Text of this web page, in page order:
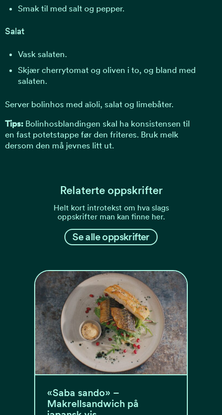
Smak til med salt og pepper.
Salat
Vask salaten.
Skjær cherrytomat og oliven i to, og bland med
salaten.
Server bolinhos med aïoli, salat og limebåter.
Tips: Bolinhosblandingen skal ha konsistensen til
en fast potetstappe før den friteres. Bruk melk
dersom den må jevnes litt ut.
Relaterte oppskrifter
Helt kort introtekst om hva slags
oppskrifter man kan finne her.
Se alle oppskrifter
«Saba sando» –
Makrellsandwich på